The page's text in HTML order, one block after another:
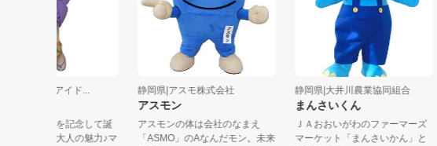
静岡県|FIC（藤枝アイド...
藤枝市政６０周年を記念して誕
生！気品あふれる大人の魅力♪マ
静岡県|アスモ株式会社
アスモン
アスモンの体は会社のなまえ
「ASMO」のAなんだモン。未来
静岡県|大井川農業協同組合
まんさいくん
ＪＡおおいがわのファーマー
マーケット「まんさいかん」